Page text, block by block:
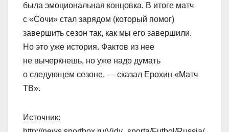
была эмоциональная концовка. В итоге матч
с «Сочи» стал зарядом (который помог)
завершить сезон так, как мы его завершили.
Но это уже история. Фактов из нее
не вычеркнешь, но уже надо думать
о следующем сезоне, — сказал Ерохин «Матч
ТВ».
Источник: